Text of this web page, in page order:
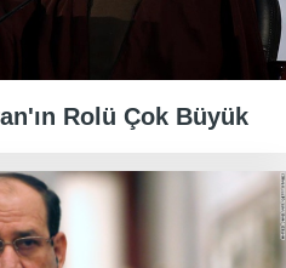
Rolü Çok Büyük